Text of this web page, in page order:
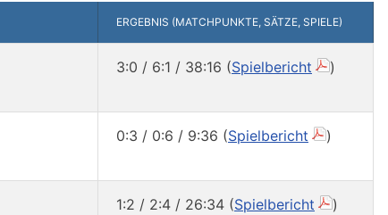
ERGEBNIS (MATCHPUNKTE, SÄTZE, SPIELE)
3:0 / 6:1 / 38:16 (Spielbericht )
0:3 / 0:6 / 9:36 (Spielbericht )
1:2 / 2:4 / 26:34 (Spielbericht )